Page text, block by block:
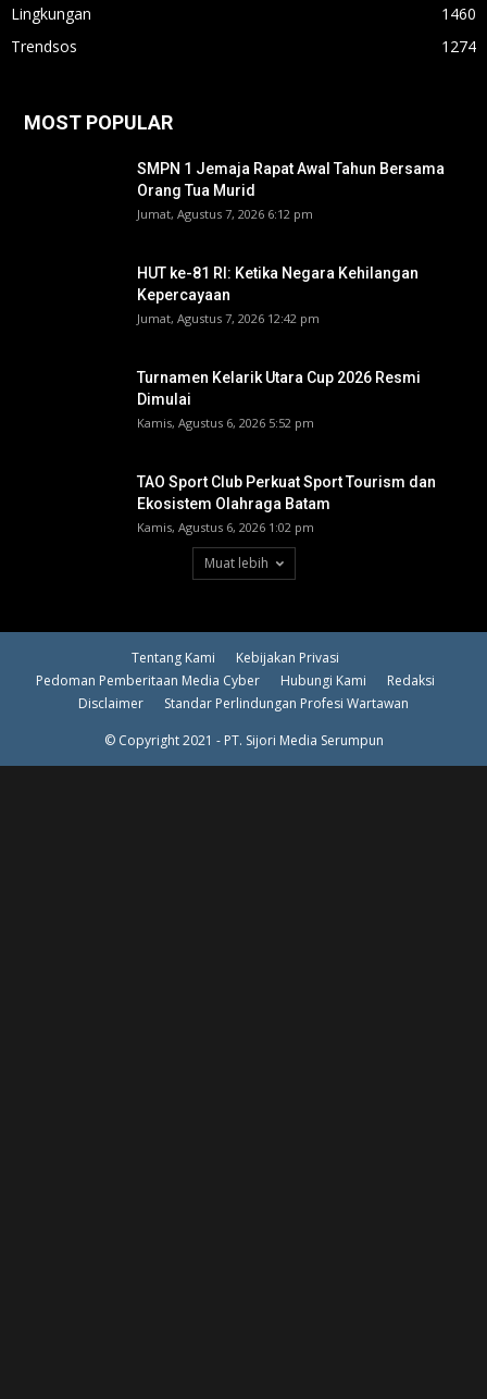
Lingkungan
1460
Trendsos
1274
MOST POPULAR
SMPN 1 Jemaja Rapat Awal Tahun Bersama
Orang Tua Murid ‎
Jumat, Agustus 7, 2026 6:12 pm
HUT ke-81 RI: Ketika Negara Kehilangan
Kepercayaan
Jumat, Agustus 7, 2026 12:42 pm
Turnamen Kelarik Utara Cup 2026 Resmi
Dimulai
Kamis, Agustus 6, 2026 5:52 pm
TAO Sport Club Perkuat Sport Tourism dan
Ekosistem Olahraga Batam
Kamis, Agustus 6, 2026 1:02 pm
Muat lebih
Tentang Kami
Kebijakan Privasi
Pedoman Pemberitaan Media Cyber
Hubungi Kami
Redaksi
Disclaimer
Standar Perlindungan Profesi Wartawan
© Copyright 2021 - PT. Sijori Media Serumpun